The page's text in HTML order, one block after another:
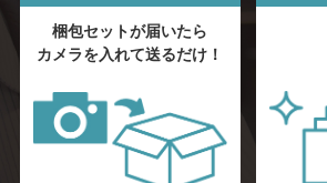
梱包セットが届いたら
カメラを入れて送るだけ！